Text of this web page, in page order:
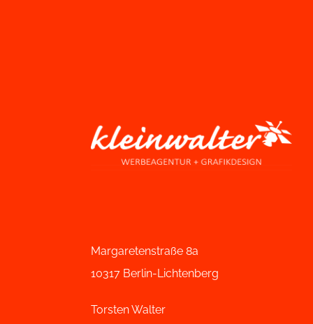
Margaretenstraße 8a
10317 Berlin-Lichtenberg
Torsten Walter